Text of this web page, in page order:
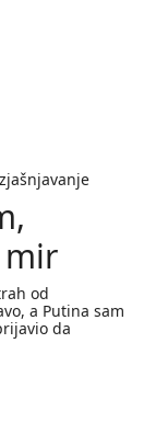
mir
od
a Putina sam
da